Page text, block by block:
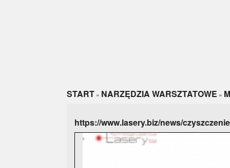
START » NARZĘDZIA WARSZTATOWE »
https://www.lasery.biz/news/